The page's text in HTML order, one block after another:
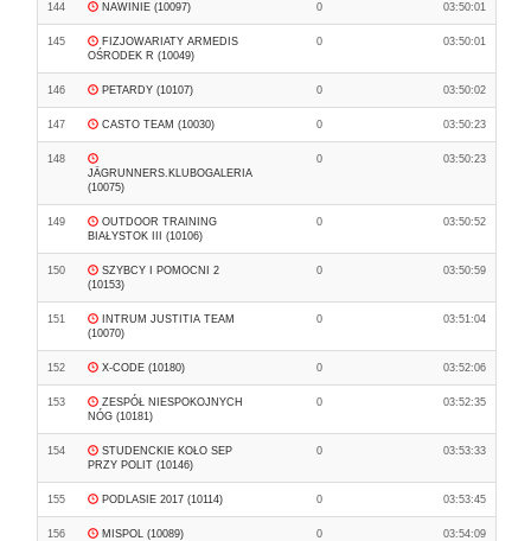
144 NAWINIE (10097) 0 03:50:01
145
FIZJOWARIATY ARMEDIS
OŚRODEK R (10049)
0 03:50:01
146 PETARDY (10107) 0 03:50:02
147 CASTO TEAM (10030) 0 03:50:23
148
JÄGRUNNERS.KLUBOGALERIA
(10075)
0 03:50:23
149
OUTDOOR TRAINING
BIAŁYSTOK III (10106)
0 03:50:52
150
SZYBCY I POMOCNI 2
(10153)
0 03:50:59
151
INTRUM JUSTITIA TEAM
(10070)
0 03:51:04
152 X-CODE (10180) 0 03:52:06
153
ZESPÓŁ NIESPOKOJNYCH
NÓG (10181)
0 03:52:35
154
STUDENCKIE KOŁO SEP
PRZY POLIT (10146)
0 03:53:33
155 PODLASIE 2017 (10114) 0 03:53:45
156 MISPOL (10089) 0 03:54:09